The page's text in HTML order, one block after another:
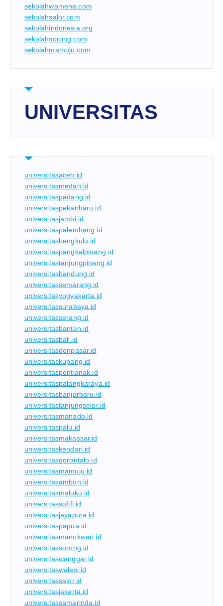
sekolahwamena.com
sekolahsalor.com
sekolahindonesia.org
sekolahsorong.com
sekolahmamuju.com
UNIVERSITAS
universitasaceh.id
universitasmedan.id
universitaspadang.id
universitaspekanbaru.id
universitasjambi.id
universitaspalembang.id
universitasbengkulu.id
universitaspangkalpinang.id
universitastanjungpinang.id
universitasbandung.id
universitassemarang.id
universitasyogyakarta.id
universitassurabaya.id
universitasserang.id
universitasbanten.id
universitasbali.id
universitasdenpasar.id
universitaskupang.id
universitaspontianak.id
universitaspalangkaraya.id
universitasbanjarbaru.id
universitastanjungselor.id
universitasmanado.id
universitaspalu.id
universitasmakassar.id
universitaskendari.id
universitasgorontalo.id
universitasmamuju.id
universitasambon.id
universitasmaluku.id
universitassofifi.id
universitasjayapura.id
universitaspapua.id
universitasmanokwari.id
universitassorong.id
universitaswanggar.id
universitaswalesi.id
universitassalor.id
universitasjakarta.id
universitassamarinda.id